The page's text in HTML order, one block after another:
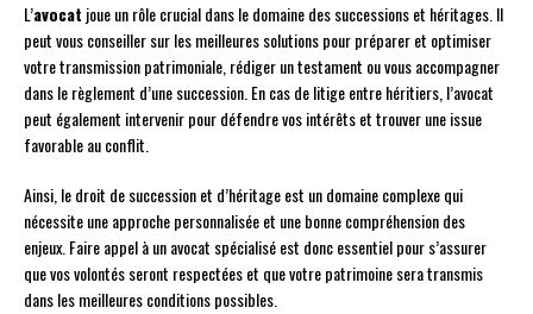
L’avocat joue un rôle crucial dans le domaine des successions et héritages. Il
peut vous conseiller sur les meilleures solutions pour préparer et optimiser
votre transmission patrimoniale, rédiger un testament ou vous accompagner
dans le règlement d’une succession. En cas de litige entre héritiers, l’avocat
peut également intervenir pour défendre vos intérêts et trouver une issue
favorable au conflit.
Ainsi, le droit de succession et d’héritage est un domaine complexe qui
nécessite une approche personnalisée et une bonne compréhension des
enjeux. Faire appel à un avocat spécialisé est donc essentiel pour s’assurer
que vos volontés seront respectées et que votre patrimoine sera transmis
dans les meilleures conditions possibles.